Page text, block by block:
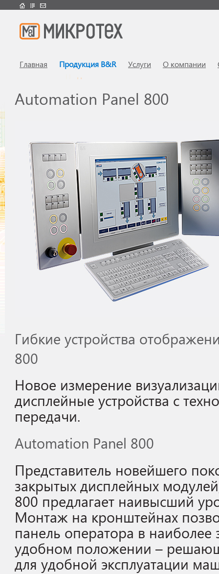
Главная Продукция B&R Услуги О компании
Automation Panel 800
Гибкие устройства
800
Новое измерение
дисплейные устройства с
передачи.
Automation Panel 800
Представитель новейшего
закрытых дисплейных
800 предлагает наивысший
Монтаж на кронштейнах
панель оператора в наиболее
удобном положении –
для удобной эксплуатации